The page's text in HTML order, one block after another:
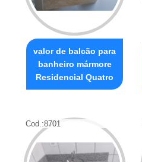
valor de balcão para
banheiro mármore
Residencial Quatro
Cod.:8701